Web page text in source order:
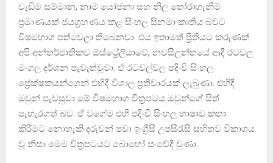
වැඩිම සම්මාන, නාම යෝජනා සහ නිල තෝරාගැනීම්
ප්‍රමාණයක් ජයග්‍රහණය කළ සිංහල සිනමා කෘතිය බවට
විෂමභාග පත්වෙලා තිබෙනවා. එය ඉතාමත් ප්‍රීතියට කරුණක්.
අපි අන්තර්ජාතිකව ඕස්ට්‍රේලියාවේ, නවසීලන්තයේ ආදී රටවල
මංගල දර්ශන පැවැත්වූවා. ඒ රටවල්වල පදිංචි සිංහල
ප්‍රේක්ෂකයන්ගෙන් එහිදී විශාල ප්‍රතිචාරයක් ලැබුණා. එහිදී
ඔවුන් පැවසුවා මේ විෂමභාග චිත්‍රපටය ඔවුන්ගේ සිත්
පැහැරගත් බව. ඒ වගේම එහි පදිංචි සිංහල භාෂාව කතා
කිරීමට නොහැකි දරුවන් පවා ඉංග්‍රීසි උපසිරැසි සහිතව විකාශය
වූ නිසා මෙම චිත්‍රපටයට බො‍හෝ සංවේදී වුණා.